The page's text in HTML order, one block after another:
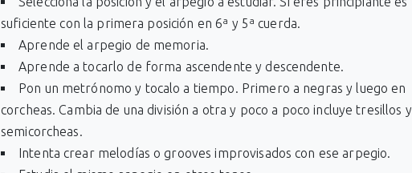
suficiente con la primera posición en 6ª y 5ª cuerda.
Aprende el arpegio de memoria.
Aprende a tocarlo de forma ascendente y descendente.
Pon un metrónomo y tocalo a tiempo. Primero a negras y luego en
corcheas. Cambia de una división a otra y poco a poco incluye tresillos y
semicorcheas.
Intenta crear melodías o grooves improvisados con ese arpegio.